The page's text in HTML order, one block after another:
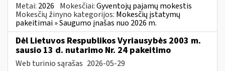
Metai: 2026 Mokesčiai:Gyventojų pajamų mokestis
Mokesčių žinyno kategorijos: Mokesčių įstatymų
pakeitimai » Saugumo įnašas nuo 2026 m.
Dėl Lietuvos Respublikos Vyriausybės 2003 m.
sausio 13 d. nutarimo Nr. 24 pakeitimo
Web turinio sąrašas 2026-05-29